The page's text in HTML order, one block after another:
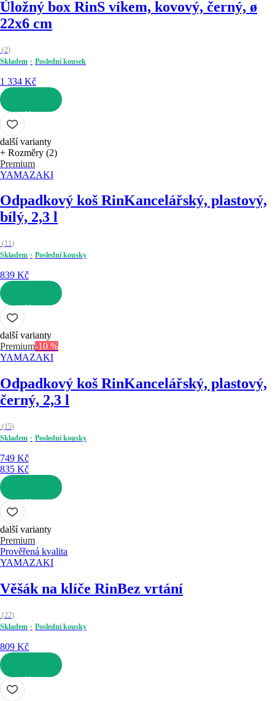
Úložný box RinS víkem, kovový, černý, ø
22x6 cm
(2)
Skladem
Poslední kousek
1 334 Kč
DO KOŠÍKU
další varianty
+ Rozměry (2)
Premium
YAMAZAKI
Odpadkový koš RinKancelářský, plastový,
bílý, 2,3 l
(11)
Skladem
Poslední kousky
839 Kč
DO KOŠÍKU
další varianty
Premium-10 %
YAMAZAKI
Odpadkový koš RinKancelářský, plastový,
černý, 2,3 l
(15)
Skladem
Poslední kousky
749 Kč
835 Kč
DO KOŠÍKU
další varianty
Premium
Prověřená kvalita
YAMAZAKI
Věšák na klíče RinBez vrtání
(22)
Skladem
Poslední kousky
809 Kč
DO KOŠÍKU